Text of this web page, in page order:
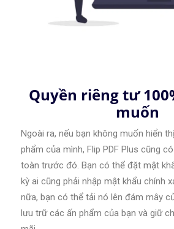
Quyền riêng tư
muốn
Ngoài ra, nếu bạn không muốn hiển
phẩm của mình, Flip PDF Plus cũng
toàn trước đó. Bạn có thể đặt mật
kỳ ai cũng phải nhập mật khẩu chính
nữa, bạn có thể tải nó lên đám mây
lưu trữ các ấn phẩm của bạn và giữ